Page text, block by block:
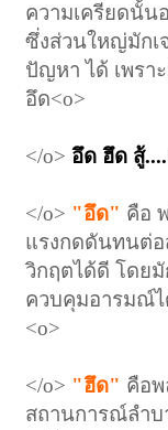
ความเครียดนั้น
ซึ่งส่วนใหญ่มักเ
ปัญหา ได้ เพรา
อึด<o>
</o> อึด ฮึด สู้
</o> "อึด" คือ
แรงกดดันทนต่อ
วิกฤตได้ดี โดย
ควบคุมอารมณ์ไ
<o>
</o> "ฮึด" คือพ
สถานการณ์ลำบ